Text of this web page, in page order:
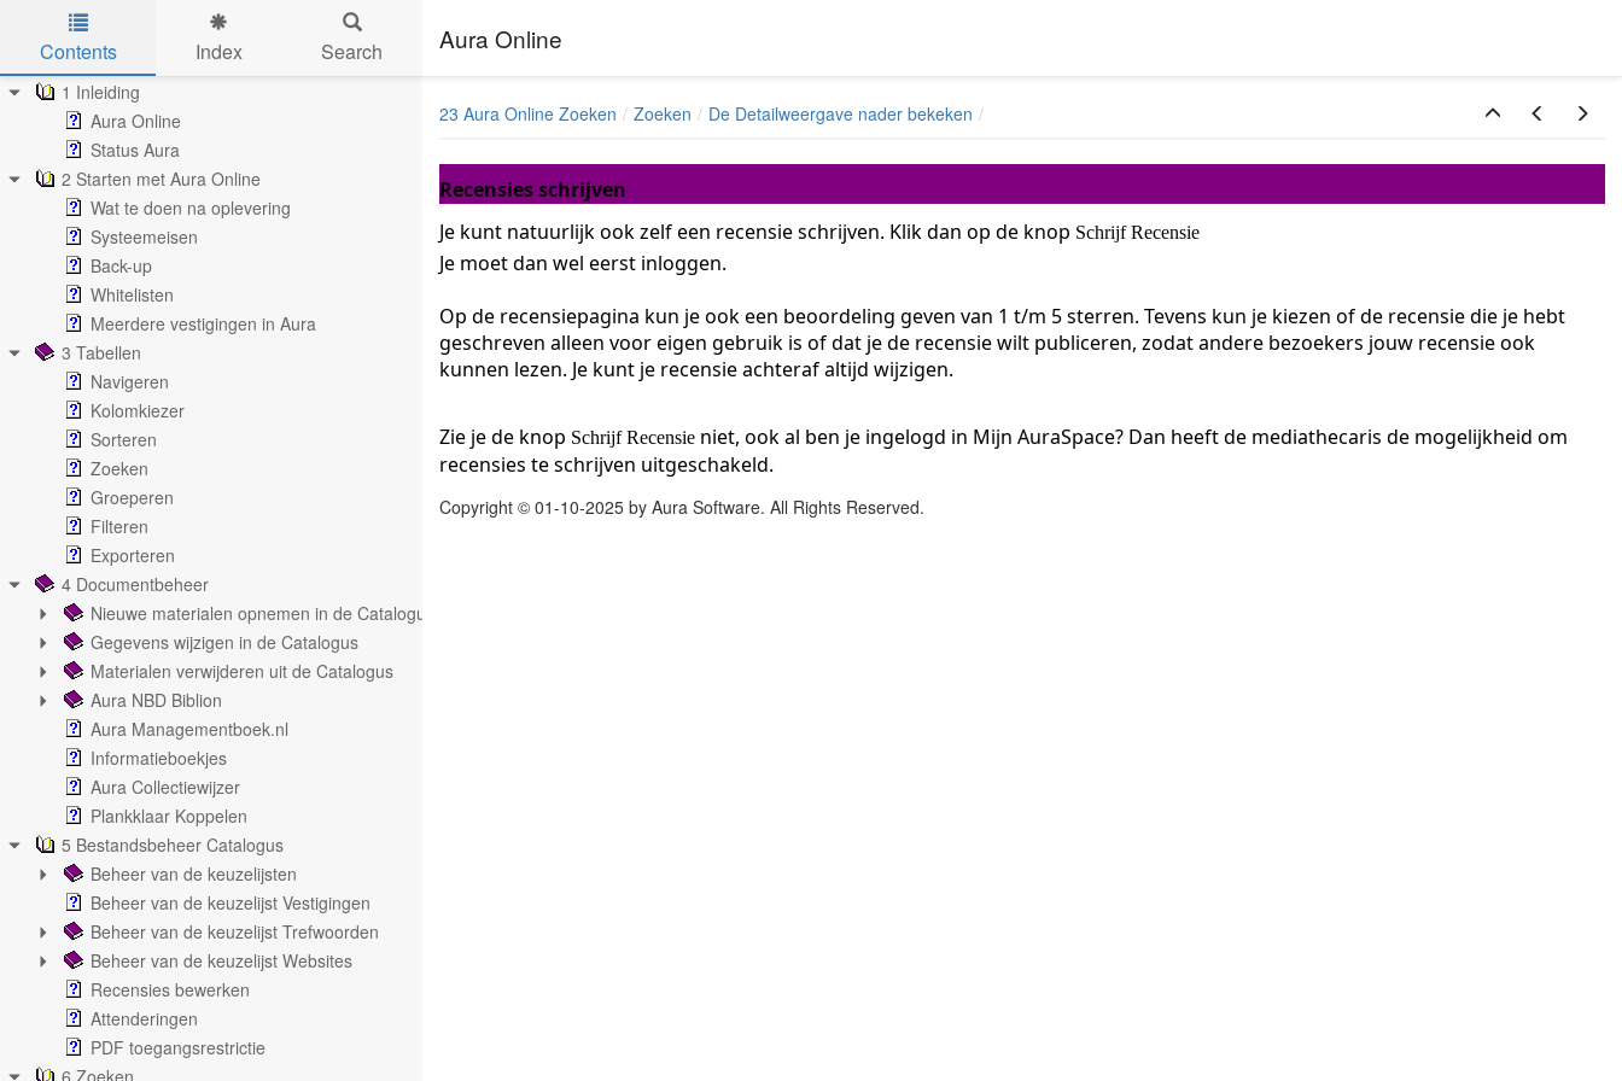
Skip to main content
Aura Online
Contents Index Search
1 Inleiding
Aura Online
Status Aura
2 Starten met Aura Online
Wat te doen na oplevering
Systeemeisen
Back-up
Whitelisten
Meerdere vestigingen in Aura
3 Tabellen
Navigeren
Kolomkiezer
Sorteren
Zoeken
Groeperen
Filteren
Exporteren
4 Documentbeheer
Nieuwe materialen opnemen in de Catalogus
Gegevens wijzigen in de Catalogus
Materialen verwijderen uit de Catalogus
Aura NBD Biblion
Aura Managementboek.nl
Informatieboekjes
Aura Collectiewijzer
Plankklaar Koppelen
5 Bestandsbeheer Catalogus
Beheer van de keuzelijsten
Beheer van de keuzelijst Vestigingen
Beheer van de keuzelijst Trefwoorden
Beheer van de keuzelijst Websites
Recensies bewerken
Attenderingen
PDF toegangsrestrictie
6 Zoeken
23 Aura Online Zoeken Zoeken De Detailweergave nader bekeken
Recensies schrijven
Je kunt natuurlijk ook zelf een recensie schrijven. Klik dan op de knop Schrijf Recensie
Je moet dan wel eerst inloggen.
Op de recensiepagina kun je ook een beoordeling geven van 1 t/m 5 sterren. Tevens kun je kiezen of de recensie die je hebt
geschreven alleen voor eigen gebruik is of dat je de recensie wilt publiceren, zodat andere bezoekers jouw recensie ook
kunnen lezen. Je kunt je recensie achteraf altijd wijzigen.
Zie je de knop Schrijf Recensie niet, ook al ben je ingelogd in Mijn AuraSpace? Dan heeft de mediathecaris de mogelijkheid om
recensies te schrijven uitgeschakeld.
Copyright © 01-10-2025 by Aura Software. All Rights Reserved.